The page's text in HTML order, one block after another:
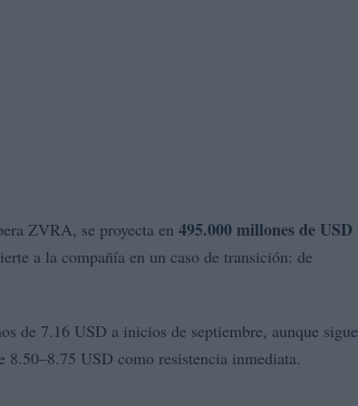
ZVRA, se proyecta en 495.000 millones de USD
a la compañía en un caso de transición: de
de 7.16 USD a inicios de septiembre, aunque sigue
8.50–8.75 USD como resistencia inmediata.